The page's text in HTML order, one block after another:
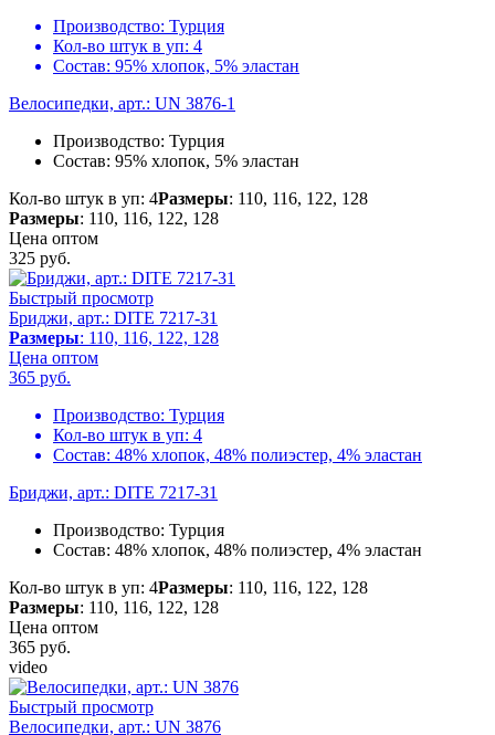
Производство: Турция
Кол-во штук в уп: 4
Состав: 95% хлопок, 5% эластан
Велосипедки, арт.: UN 3876-1
Производство: Турция
Состав: 95% хлопок, 5% эластан
Кол-во штук в уп: 4Размеры: 110, 116, 122, 128
Размеры: 110, 116, 122, 128
Цена оптом
325 руб.
Быстрый просмотр
Бриджи, арт.: DITE 7217-31
Размеры: 110, 116, 122, 128
Цена оптом
365 руб.
Производство: Турция
Кол-во штук в уп: 4
Состав: 48% хлопок, 48% полиэстер, 4% эластан
Бриджи, арт.: DITE 7217-31
Производство: Турция
Состав: 48% хлопок, 48% полиэстер, 4% эластан
Кол-во штук в уп: 4Размеры: 110, 116, 122, 128
Размеры: 110, 116, 122, 128
Цена оптом
365 руб.
video
Быстрый просмотр
Велосипедки, арт.: UN 3876